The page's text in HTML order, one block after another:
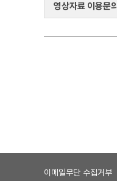
영상자료 이용문의
이메일무단 수집거부